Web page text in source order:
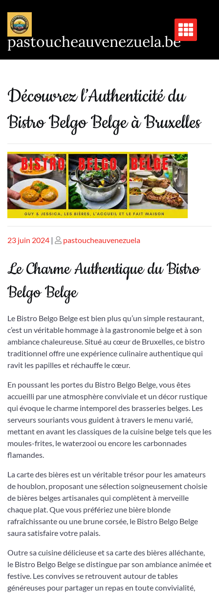
contenu
pastoucheauvenezuela.be
Découvrez l’Authenticité du
Bistro Belgo Belge à Bruxelles
Publié
23 juin 2024 | Publié
pastoucheauvenezuela
Le Charme Authentique du Bistro
Belgo Belge
Le Bistro Belgo Belge est bien plus qu’un simple restaurant,
c’est un véritable hommage à la gastronomie belge et à son
ambiance chaleureuse. Situé au cœur de Bruxelles, ce bistro
traditionnel offre une expérience culinaire authentique qui
ravit les papilles et réchauffe le cœur.
En poussant les portes du Bistro Belgo Belge, vous êtes
accueilli par une atmosphère conviviale et un décor rustique
qui évoque le charme intemporel des brasseries belges. Les
serveurs souriants vous guident à travers le menu varié,
mettant en avant les classiques de la cuisine belge tels que les
moules-frites, le waterzooi ou encore les carbonnades
flamandes.
La carte des bières est un véritable trésor pour les amateurs
de houblon, proposant une sélection soigneusement choisie
de bières belges artisanales qui complètent à merveille
chaque plat. Que vous préfériez une bière blonde
rafraîchissante ou une brune corsée, le Bistro Belgo Belge
saura satisfaire votre palais.
Outre sa cuisine délicieuse et sa carte des bières alléchante,
le Bistro Belgo Belge se distingue par son ambiance animée et
festive. Les convives se retrouvent autour de tables
généreuses pour partager un repas en toute convivialité,